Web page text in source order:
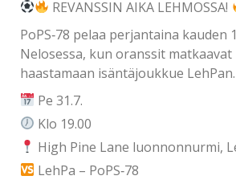
REVANSSIN AIKA LEHMOSSA!
PoPS‑78 pelaa perjantaina kauden
Nelosessa, kun oranssit matkaavat
haastamaan isäntäjoukkue LehPan.
Pe 31.7.
Klo 19.00
High Pine Lane luonnonnurmi,
LehPa – PoPS‑78